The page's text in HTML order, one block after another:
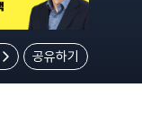
공유하기